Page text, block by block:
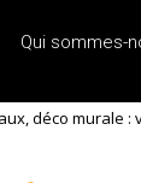
Qui sommes-
déco murale :